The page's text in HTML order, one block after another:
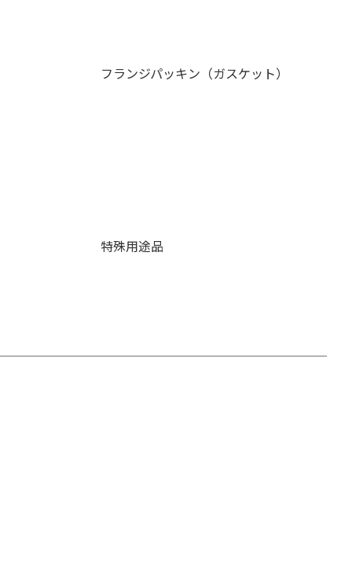
フランジパッキン（ガスケット）
特殊用途品